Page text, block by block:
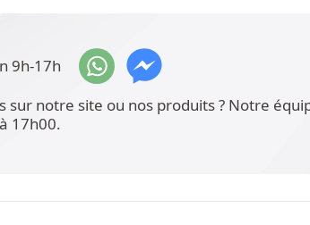
9h-17h
sur notre site ou nos produits ? Notre
17h00.